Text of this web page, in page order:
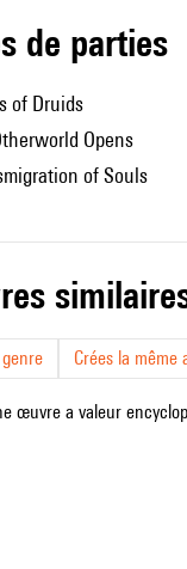
de parties
of Druids
Opens
of Souls
Crées la même
œuvre a valeur